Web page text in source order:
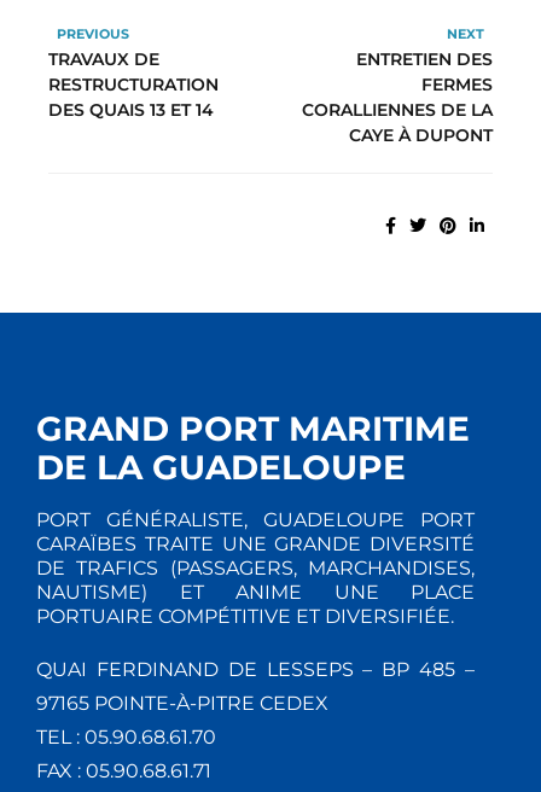
PREVIOUS
TRAVAUX DE
RESTRUCTURATION
DES QUAIS 13 ET 14
NEXT
ENTRETIEN DES
FERMES
CORALLIENNES DE LA
CAYE À DUPONT
GRAND PORT MARITIME
DE LA GUADELOUPE
PORT GÉNÉRALISTE, GUADELOUPE PORT
CARAÏBES TRAITE UNE GRANDE DIVERSITÉ
DE TRAFICS (PASSAGERS, MARCHANDISES,
NAUTISME) ET ANIME UNE PLACE
PORTUAIRE COMPÉTITIVE ET DIVERSIFIÉE.
QUAI FERDINAND DE LESSEPS – BP 485 –
97165 POINTE-À-PITRE CEDEX
TEL : 05.90.68.61.70
FAX : 05.90.68.61.71